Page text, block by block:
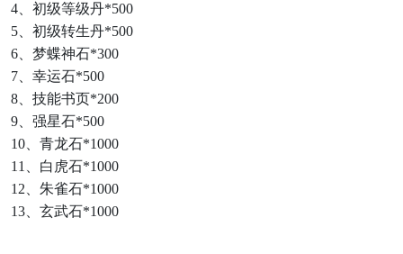
4、初级等级丹*500
5、初级转生丹*500
6、梦蝶神石*300
7、幸运石*500
8、技能书页*200
9、强星石*500
10、青龙石*1000
11、白虎石*1000
12、朱雀石*1000
13、玄武石*1000